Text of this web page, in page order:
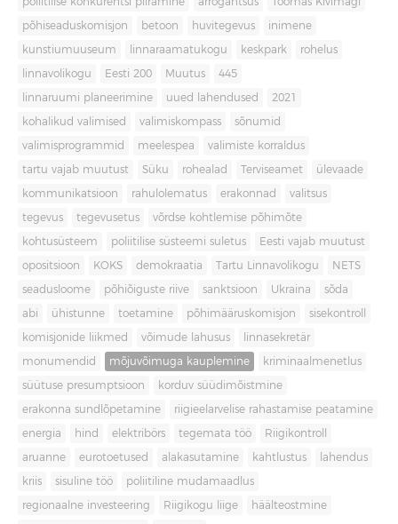
põhiseaduskomisjon betoon huvitegevus inimene
kunstiumuuseum linnaraamatukogu keskpark rohelus
linnavolikogu Eesti 200 Muutus 445
linnaruumi planeerimine uued lahendused 2021
kohalikud valimised valimiskompass sõnumid
valimisprogrammid meelespea valimiste korraldus
tartu vajab muutust Süku rohealad Terviseamet ülevaade
kommunikatsioon rahulolematus erakonnad valitsus
tegevus tegevusetus võrdse kohtlemise põhimõte
kohtusüsteem poliitilise süsteemi suletus Eesti vajab muutust
opositsioon KOKS demokraatia Tartu Linnavolikogu NETS
seadusloome põhiõiguste riive sanktsioon Ukraina sõda
abi ühistunne toetamine põhimääruskomisjon sisekontroll
komisjonide liikmed võimude lahusus linnasekretär
monumendid mõjuvõimuga kauplemine kriminaalmenetlus
süütuse presumptsioon korduv süüdimõistmine
erakonna sundlõpetamine riigieelarvelise rahastamise peatamine
energia hind elektribörs tegemata töö Riigikontroll
aruanne eurotoetused alakasutamine kahtlustus lahendus
kriis sisuline töö poliitiline mudamaadlus
regionaalne investeering Riigikogu liige häälteostmine